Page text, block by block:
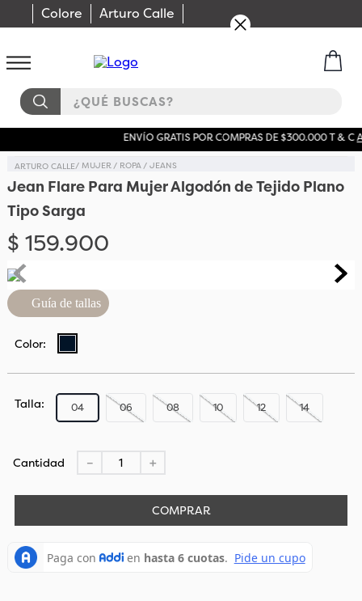
Colore Arturo Calle
¿QUÉ BUSCAS?
ENVÍO GRATIS POR COMPRAS DE $300.000 T & CAQUÍ
MUJER ROPA JEANS
Jean Flare Para Mujer Algodón de Tejido Plano
Tipo Sarga
$ 159.900
Guía de tallas
Talla 04 06 08 10 12 14
Cantidad ＋
－
COMPRAR